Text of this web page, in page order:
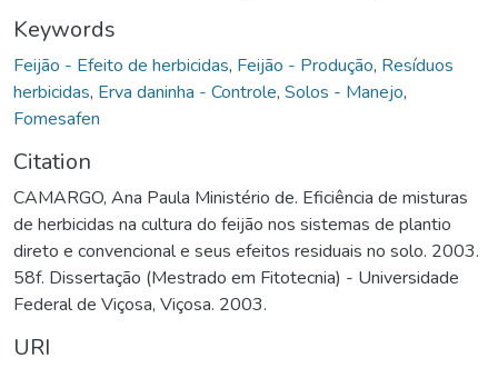
Keywords
Feijão - Efeito de herbicidas, Feijão - Produção, Resíduos
herbicidas, Erva daninha - Controle, Solos - Manejo,
Fomesafen
Citation
CAMARGO, Ana Paula Ministério de. Eficiência de misturas
de herbicidas na cultura do feijão nos sistemas de plantio
direto e convencional e seus efeitos residuais no solo. 2003.
58f. Dissertação (Mestrado em Fitotecnia) - Universidade
Federal de Viçosa, Viçosa. 2003.
URI